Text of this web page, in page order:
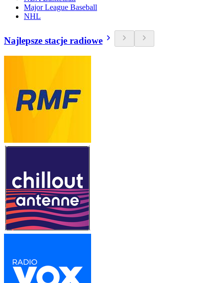
Major League Baseball
NHL
Najlepsze stacje radiowe